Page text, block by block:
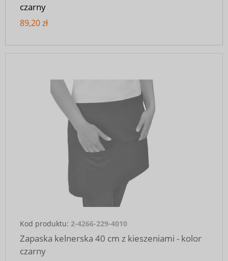
czarny
89,20 zł
Kod produktu: 2-4266-229-4010
Zapaska kelnerska 40 cm z kieszeniami - kolor
czarny